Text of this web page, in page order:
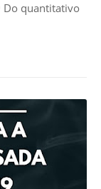
Do quantitativo